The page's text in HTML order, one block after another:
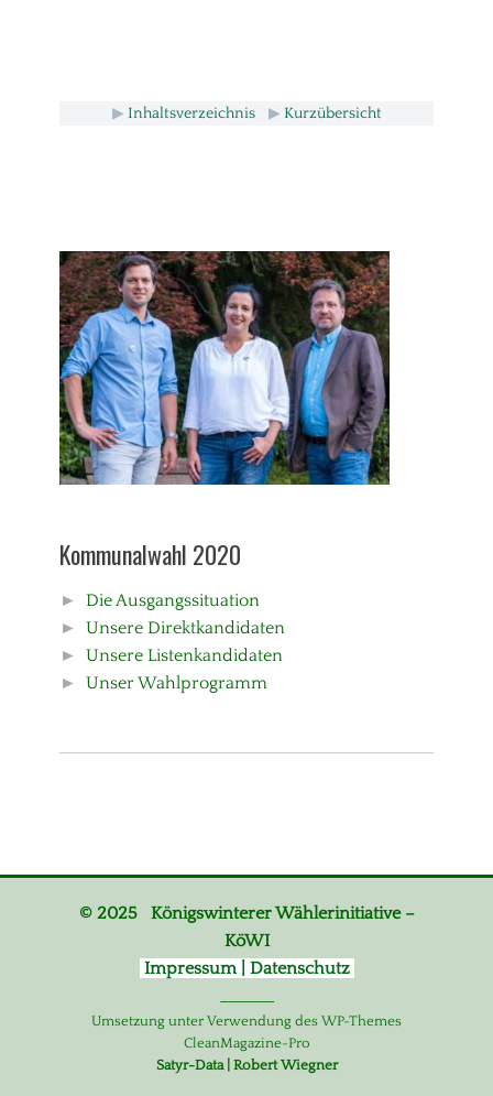
▶ Inhaltsverzeichnis ▶ Kurzübersicht
Kommunalwahl 2020
►
Die Ausgangssituation
►
Unsere Direktkandidaten
►
Unsere Listenkandidaten
►
Unser Wahlprogramm
© 2025 Königswinterer Wählerinitiative –
KöWI
Impressum | Datenschutz
Umsetzung unter Verwendung des WP-Themes
CleanMagazine-Pro
Satyr-Data | Robert Wiegner